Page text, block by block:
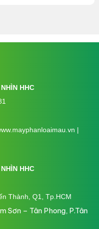
HHC
|
HHC
Thành, Q1, Tp.HCM
Sơn – Tân Phong, P.Tân